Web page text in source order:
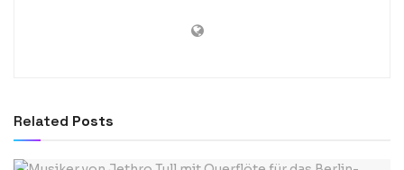
Related Posts